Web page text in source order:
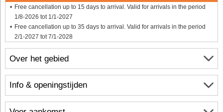
Over het gebied
Info & openingstijden
Free cancellation up to 15 days to arrival. Valid for arrivals in the period
1/8-2026 tot 1/1-2027
Free cancellation up to 35 days to arrival. Valid for arrivals in the period
2/1-2027 tot 7/1-2028